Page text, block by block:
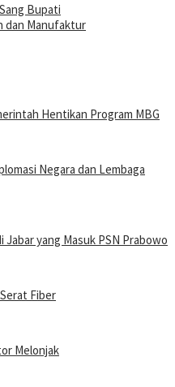
Bupati
dan Manufaktur
Hentikan Program MBG
Negara dan Lembaga
Jabar yang Masuk PSN Prabowo
Fiber
Melonjak